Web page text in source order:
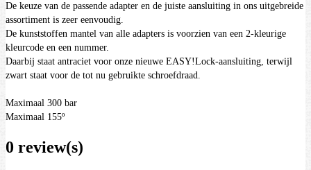
De keuze van de passende adapter en de juiste aansluiting in ons uitgebreide
assortiment is zeer eenvoudig.
De kunststoffen mantel van alle adapters is voorzien van een 2-kleurige
kleurcode en een nummer.
Daarbij staat antraciet voor onze nieuwe EASY!Lock-aansluiting, terwijl
zwart staat voor de tot nu gebruikte schroefdraad.
Maximaal 300 bar
Maximaal 155º
0 review(s)